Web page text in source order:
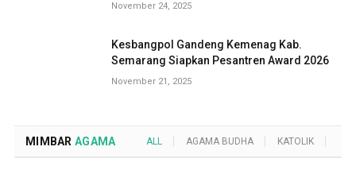
November 24, 2025
Kesbangpol Gandeng Kemenag Kab.
Semarang Siapkan Pesantren Award 2026
November 21, 2025
MIMBAR AGAMA ALL AGAMA BUDHA KATOLIK